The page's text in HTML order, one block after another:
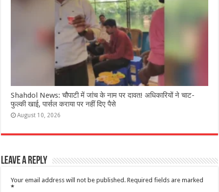
Shahdol News: चौपाटी में जांच के नाम पर दावत! अधिकारियों ने चाट-
फुल्की खाई, पार्सल कराया पर नहीं दिए पैसे
August 10, 2026
Leave a Reply
Your email address will not be published. Required fields are marked
*